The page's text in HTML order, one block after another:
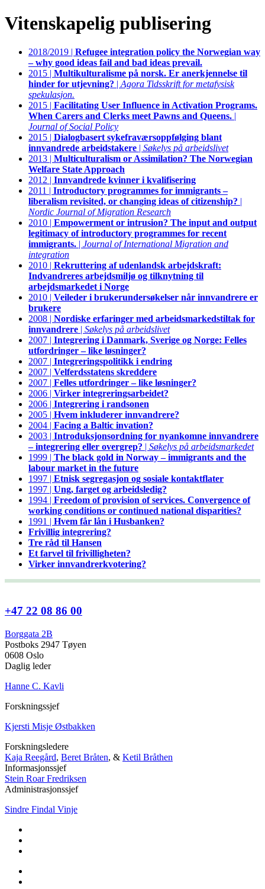
Vitenskapelig publisering
2018/2019 | Refugee integration policy the Norwegian way
– why good ideas fail and bad ideas prevail.
2015 | Multikulturalisme på norsk. Er anerkjennelse til
hinder for utjevning? | Agora Tidsskrift for metafysisk
spekulasjon.
2015 | Facilitating User Influence in Activation Programs.
When Carers and Clerks meet Pawns and Queens. |
Journal of Social Policy
2015 | Dialogbasert sykefraværsoppfølging blant
innvandrede arbeidstakere | Søkelys på arbeidslivet
2013 | Multiculturalism or Assimilation? The Norwegian
Welfare State Approach
2012 | Innvandrede kvinner i kvalifisering
2011 | Introductory programmes for immigrants –
liberalism revisited, or changing ideas of citizenship? |
Nordic Journal of Migration Research
2010 | Empowerment or intrusion? The input and output
legitimacy of introductory programmes for recent
immigrants. | Journal of International Migration and
integration
2010 | Rekruttering af udenlandsk arbejdskraft:
Indvandreres arbejdsmiljø og tilknytning til
arbejdsmarkedet i Norge
2010 | Veileder i brukerundersøkelser når innvandrere er
brukere
2008 | Nordiske erfaringer med arbeidsmarkedstiltak for
innvandrere | Søkelys på arbeidslivet
2007 | Integrering i Danmark, Sverige og Norge: Felles
utfordringer – like løsninger?
2007 | Integreringspolitikk i endring
2007 | Velferdsstatens skreddere
2007 | Felles utfordringer – like løsninger?
2006 | Virker integreringsarbeidet?
2006 | Integrering i randsonen
2005 | Hvem inkluderer innvandrere?
2004 | Facing a Baltic invation?
2003 | Introduksjonsordning for nyankomne innvandrere
– integrering eller overgrep? | Søkelys på arbeidsmarkedet
1999 | The black gold in Norway – immigrants and the
labour market in the future
1997 | Etnisk segregasjon og sosiale kontaktflater
1997 | Ung, farget og arbeidsledig?
1994 | Freedom of provision of services. Convergence of
working conditions or continued national disparities?
1991 | Hvem får lån i Husbanken?
Frivillig integrering?
Tre råd til Hansen
Et farvel til frivilligheten?
Virker innvandrerkvotering?
+47 22 08 86 00
Borggata 2B
Postboks 2947 Tøyen
0608 Oslo
Daglig leder
Hanne C. Kavli
Forskningssjef
Kjersti Misje Østbakken
Forskningsledere
Kaja Reegård, Beret Bråten, & Ketil Bråthen
Informasjonssjef
Stein Roar Fredriksen
Administrasjonssjef
Sindre Findal Vinje